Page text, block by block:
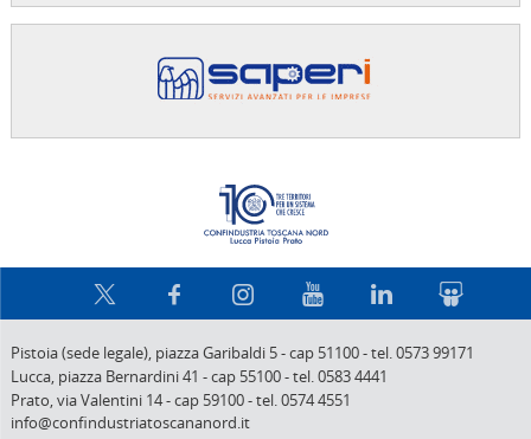
Pistoia (sede legale), piazza Garibaldi 5-cap 51100-tel. 0573 99171
Lucca, piazza Bernardini 41 -cap 55100-tel. 0583 4441
Prato,via Valentini 14-cap 59100-tel. 0574 4551
info@confindustriatoscananord.it